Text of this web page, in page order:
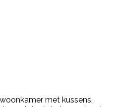
met kussens,